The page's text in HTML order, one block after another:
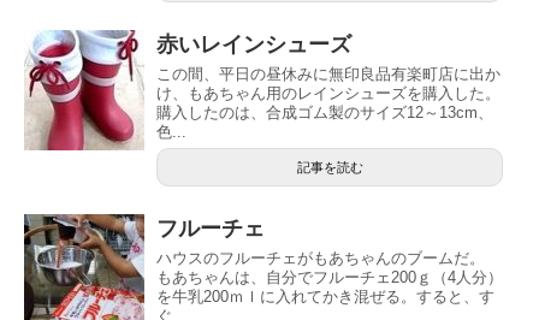
赤いレインシューズ
この間、平日の昼休みに無印良品有楽町店に出か
け、もあちゃん用のレインシューズを購入した。
購入したのは、合成ゴム製のサイズ12～13cm、
色...
記事を読む
フルーチェ
ハウスのフルーチェがもあちゃんのブームだ。
もあちゃんは、自分でフルーチェ200ｇ（4人分）
を牛乳200ｍｌに入れてかき混ぜる。すると、す
ぐ...